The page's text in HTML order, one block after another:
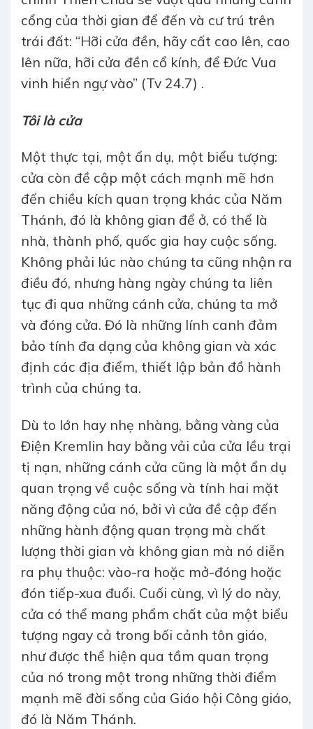
cổng của thời gian để đến và cư trú trên
trái đất: “Hỡi cửa đền, hãy cất cao lên, cao
lên nữa, hỡi cửa đền cổ kính, để Đức Vua
vinh hiển ngự vào” (Tv 24.7) .
Tôi là cửa
Một thực tại, một ẩn dụ, một biểu tượng:
cửa còn đề cập một cách mạnh mẽ hơn
đến chiều kích quan trọng khác của Năm
Thánh, đó là không gian để ở, có thể là
nhà, thành phố, quốc gia hay cuộc sống.
Không phải lúc nào chúng ta cũng nhận ra
điều đó, nhưng hàng ngày chúng ta liên
tục đi qua những cánh cửa, chúng ta mở
và đóng cửa. Đó là những lính canh đảm
bảo tính đa dạng của không gian và xác
định các địa điểm, thiết lập bản đồ hành
trình của chúng ta.
Dù to lớn hay nhẹ nhàng, bằng vàng của
Điện Kremlin hay bằng vải của cửa lều trại
tị nạn, những cánh cửa cũng là một ẩn dụ
quan trọng về cuộc sống và tính hai mặt
năng động của nó, bởi vì cửa đề cập đến
những hành động quan trọng mà chất
lượng thời gian và không gian mà nó diễn
ra phụ thuộc: vào-ra hoặc mở-đóng hoặc
đón tiếp-xua đuổi. Cuối cùng, vì lý do này,
cửa có thể mang phẩm chất của một biểu
tượng ngay cả trong bối cảnh tôn giáo,
như được thể hiện qua tầm quan trọng
của nó trong một trong những thời điểm
mạnh mẽ đời sống của Giáo hội Công giáo,
đó là Năm Thánh.